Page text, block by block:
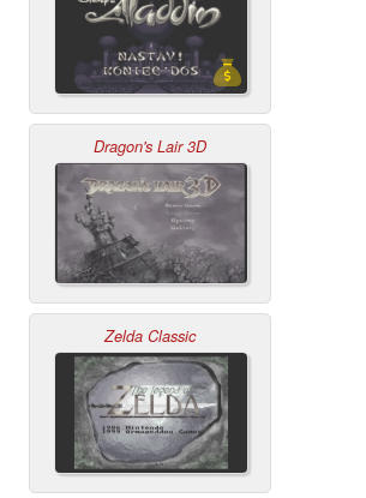
Dragon's Lair 3D
Zelda Classic